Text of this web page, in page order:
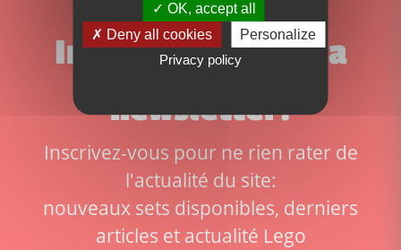
Inscrivez-vous à la
newsletter!
Inscrivez-vous pour ne rien rater de
l'actualité du site:
nouveaux sets disponibles, derniers
articles et actualité Lego
OK, accept all
Deny all cookies
Personalize
Privacy policy